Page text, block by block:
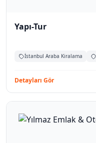
Yapı-Tur
İstanbul Araba Kiralama
Detayları Gör